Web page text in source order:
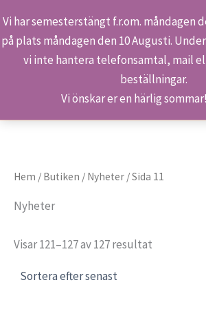
Vi har semesterstängt f.r.om. måndagen
på plats måndagen den 10 Augusti.
vi inte hantera telefonsamtal, mail
beställningar.
Vi önskar er en härlig sommar!
Hoppa
Sök
Hem Produkter Nyheter Sida 11
Hem / Butiken / Nyheter / Sida 11
Nyheter
Visar 121–127 av 127 resultat